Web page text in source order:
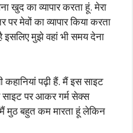
खुद का व्यापार करता हूं. मेरा
पर मेवों का व्यापार किया करता
इसलिए मुझे वहां भी समय देना
कहानियां पढ़ी हैं. मैं इस साइट
पर आकर गर्म सेक्स
मुठ बहुत कम मारता हूं लेकिन